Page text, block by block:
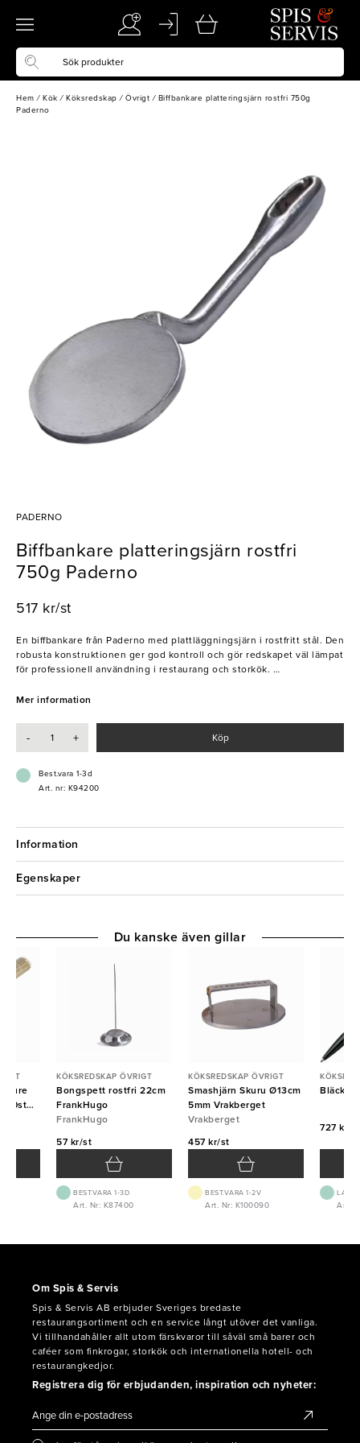
Hem / Kök / Köksredskap / Övrigt / Biffbankare platteringsjärn rostfri 750g
Paderno
PADERNO
Biffbankare platteringsjärn rostfri
750g Paderno
517 kr/st
En biffbankare från Paderno med plattläggningsjärn i rostfritt stål. Den
robusta konstruktionen ger god kontroll och gör redskapet väl lämpat
för professionell användning i restaurang och storkök.
- Tillverkad i rostfritt stål
Mer information
- + Köp
Best.vara 1-3d
Art. nr: K94200
Information
Egenskaper
Pure
KÖKSREDSKAP ÖVRIGT
Bongspett rostfri 22cm
FrankHugo
FrankHugo
57 kr/st
BEST.VARA 1-3D
Art. Nr: K87400
KÖKSREDSKAP ÖVRIGT
Smashjärn Skuru Ø13cm
5mm Vrakberget
Vrakberget
457 kr/st
BEST.VARA 1-2V
Art. Nr: K100090
727 kr/
Art.
Du kanske även gillar
Om Spis & Servis
Spis & Servis AB erbjuder Sveriges bredaste
restaurangsortiment och en service långt utöver det vanliga.
Vi tillhandahåller allt utom färskvaror till såväl små barer och
caféer som finkrogar, storkök och internationella hotell- och
restaurangkedjor.
Registrera dig för erbjudanden, inspiration och nyheter: